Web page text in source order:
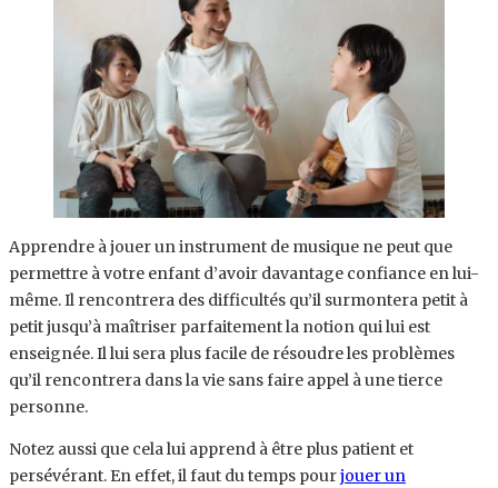
Apprendre à jouer un instrument de musique ne peut que
permettre à votre enfant d’avoir davantage confiance en lui-
même. Il rencontrera des difficultés qu’il surmontera petit à
petit jusqu’à maîtriser parfaitement la notion qui lui est
enseignée. Il lui sera plus facile de résoudre les problèmes
qu’il rencontrera dans la vie sans faire appel à une tierce
personne.
Notez aussi que cela lui apprend à être plus patient et
persévérant. En effet, il faut du temps pourjouer un